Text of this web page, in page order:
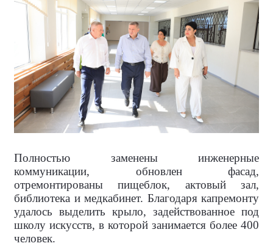
Полностью заменены инженерные
коммуникации, обновлен фасад,
отремонтированы пищеблок, актовый зал,
библиотека и медкабинет. Благодаря капремонту
удалось выделить крыло, задействованное под
школу искусств, в которой занимается более 400
человек.